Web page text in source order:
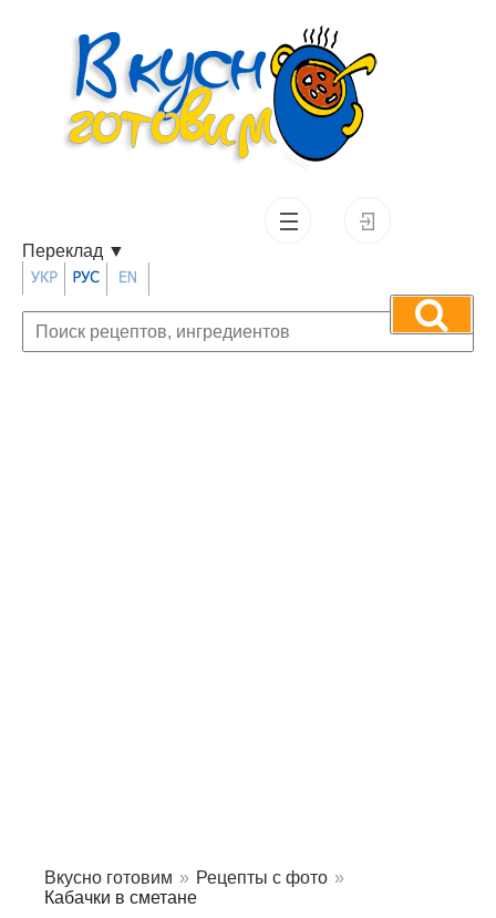
Переклад ▼
Вкусно готовим » Рецепты с фото »
Кабачки в сметане